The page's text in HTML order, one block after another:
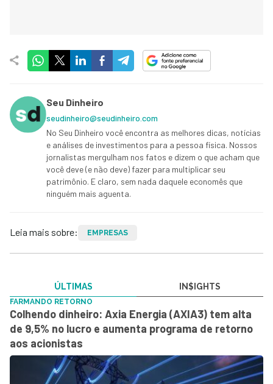
Seu Dinheiro
seudinheiro@seudinheiro.com
No Seu Dinheiro você encontra as melhores dicas, notícias
e análises de investimentos para a pessoa física. Nossos
jornalistas mergulham nos fatos e dizem o que acham que
você deve (e não deve) fazer para multiplicar seu
patrimônio. E claro, sem nada daquele economês que
ninguém mais aguenta.
Leia mais sobre: EMPRESAS
ÚLTIMAS IN$IGHTS
FARMANDO RETORNO
Colhendo dinheiro: Axia Energia (AXIA3) tem alta
de 9,5% no lucro e aumenta programa de retorno
aos acionistas